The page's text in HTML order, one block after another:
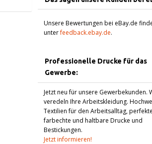
Unsere Bewertungen bei eBay.de
unterfeedback.ebay.de.
Professionelle Drucke für das
Gewerbe:
Jetzt neu für unsere Gewerbekunden.
veredeln Ihre Arbeitskleidung.
Textilien für den Arbeitsalltag,
farbechte und haltbare Drucke und
Bestickungen.
Jetzt informieren!